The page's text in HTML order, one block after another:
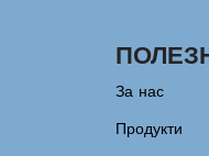
За нас
Продукти